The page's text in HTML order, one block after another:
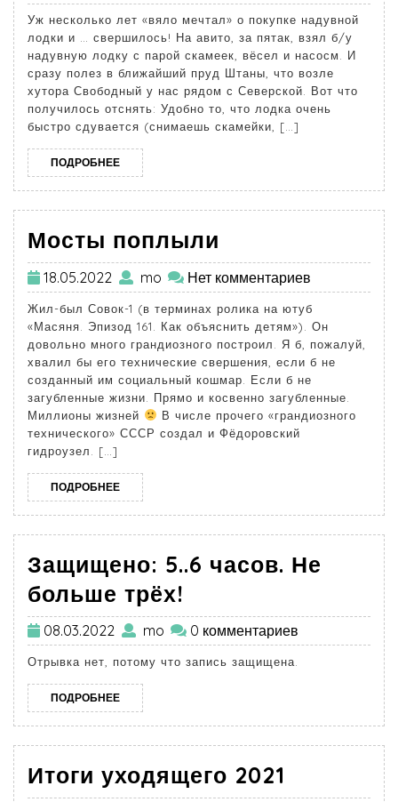
Уж несколько лет «вяло мечтал» о покупке надувной
лодки и … свершилось! На авито, за пятак, взял б/у
надувную лодку с парой скамеек, вёсел и насосм. И
сразу полез в ближайший пруд Штаны, что возле
хутора Свободный у нас рядом с Северской. Вот что
получилось отснять: Удобно то, что лодка очень
быстро сдувается (снимаешь скамейки, […]
ПОДРОБНЕЕ
Мосты поплыли
18.05.2022 mo Нет комментариев
Жил-был Совок-1 (в терминах ролика на ютуб
«Масяня. Эпизод 161. Как объяснить детям»). Он
довольно много грандиозного построил. Я б, пожалуй,
хвалил бы его технические свершения, если б не
созданный им социальный кошмар. Если б не
загубленные жизни. Прямо и косвенно загубленные.
Миллионы жизней
В числе прочего «грандиозного
технического» СССР создал и Фёдоровский
гидроузел. […]
ПОДРОБНЕЕ
Защищено: 5..6 часов. Не
больше трёх!
08.03.2022 mo 0 комментариев
Отрывка нет, потому что запись защищена.
ПОДРОБНЕЕ
Итоги уходящего 2021